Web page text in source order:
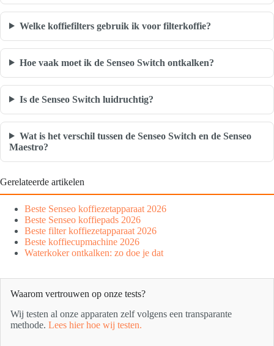
Welke koffiefilters gebruik ik voor filterkoffie?
Hoe vaak moet ik de Senseo Switch ontkalken?
Is de Senseo Switch luidruchtig?
Wat is het verschil tussen de Senseo Switch en de Senseo
Maestro?
Gerelateerde artikelen
Beste Senseo koffiezetapparaat 2026
Beste Senseo koffiepads 2026
Beste filter koffiezetapparaat 2026
Beste koffiecupmachine 2026
Waterkoker ontkalken: zo doe je dat
Waarom vertrouwen op onze tests?
Wij testen al onze apparaten zelf volgens een transparante
methode. Lees hier hoe wij testen.